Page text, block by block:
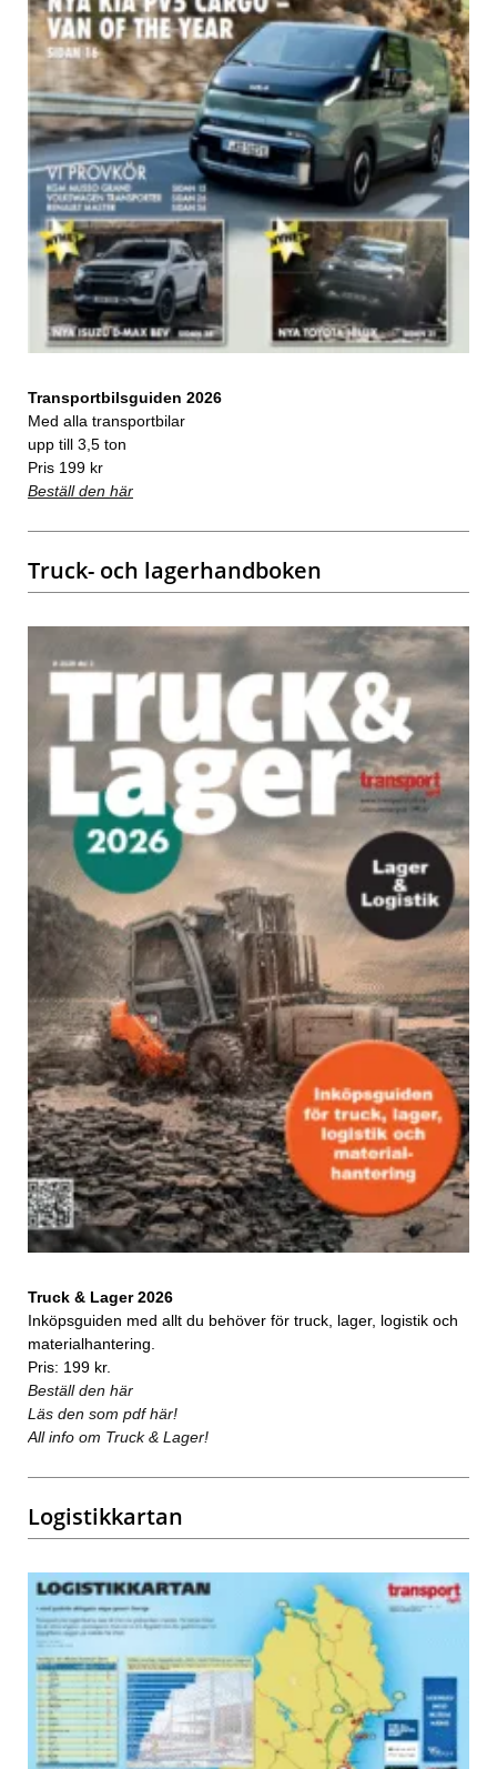
Transportbilsguiden 2026
Med alla transportbilar
upp till 3,5 ton
Pris 199 kr
Beställ den här
Truck- och lagerhandboken
Truck & Lager 2026
Inköpsguiden med allt du behöver för truck, lager, logistik och
materialhantering.
Pris: 199 kr.
Beställ den här
Läs den som pdf här!
All info om Truck & Lager!
Logistikkartan